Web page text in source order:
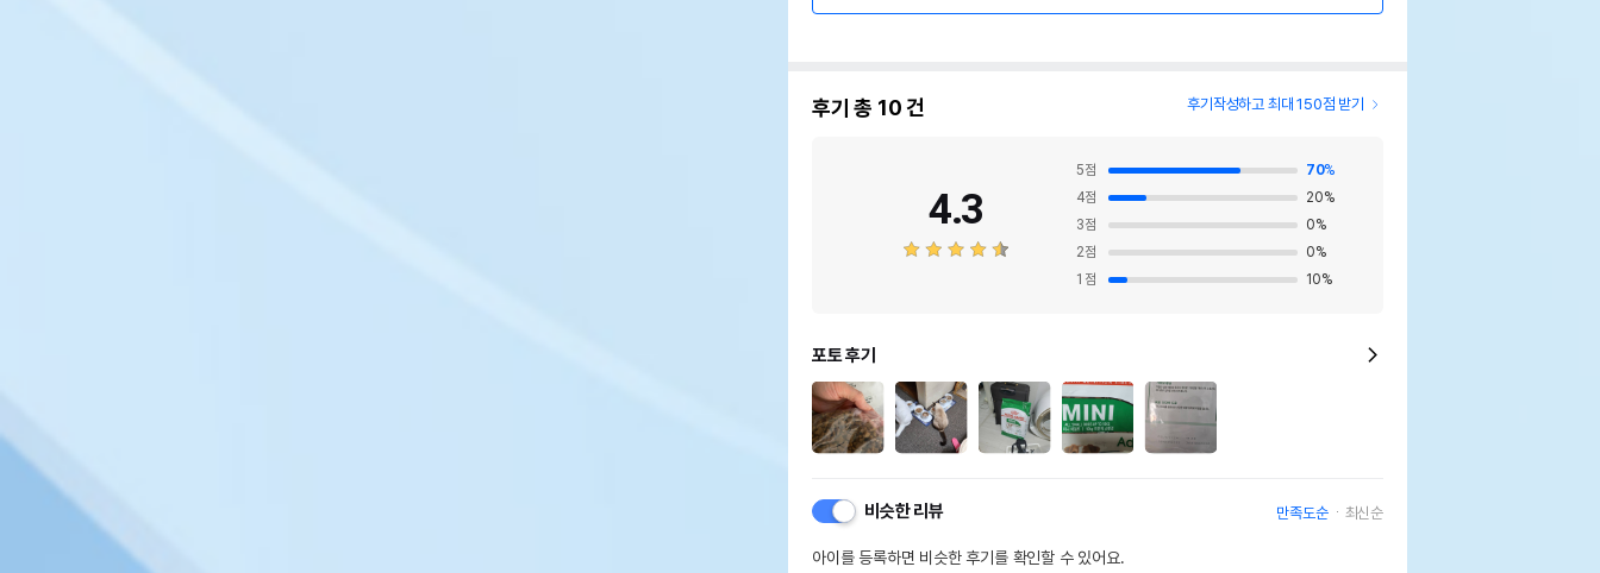
후기 총 10건 후기작성하고 최대 150점 받기
4.3
5점 70%
4점 20%
3점 0%
2점 0%
1 점 10%
포토 후기
비슷한 리뷰 만족도순 최신순
아이를 등록하면 비슷한 후기를 확인할 수 있어요.